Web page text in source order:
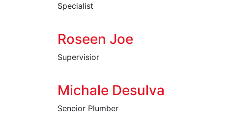
Specialist
Roseen Joe
Supervisior
Michale Desulva
Seneior Plumber